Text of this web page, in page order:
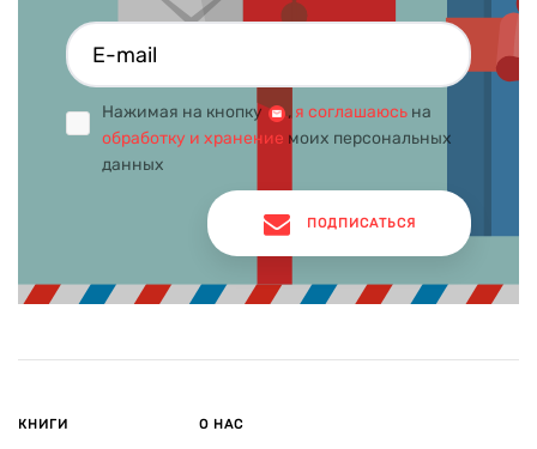
Нажимая на кнопку , я соглашаюсь на
обработку и хранение моих персональных
данных
ПОДПИСАТЬСЯ
КНИГИ О НАС